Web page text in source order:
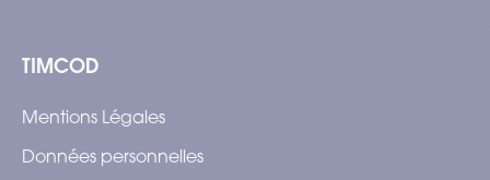
TIMCOD
Mentions Légales
Données personnelles